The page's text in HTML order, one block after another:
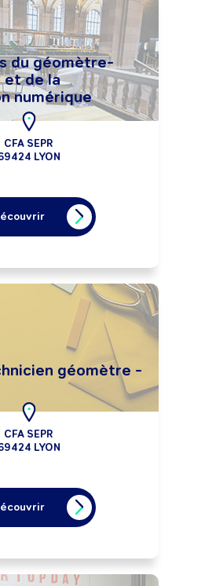
du géomètre-
et de la
numérique
CFA SEPR
LYON
géomètre -
CFA SEPR
LYON